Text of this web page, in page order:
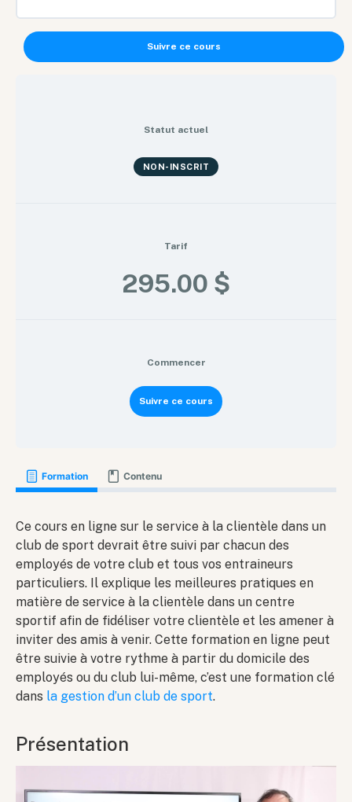
Suivre ce cours
Statut actuel
NON-INSCRIT
Tarif
295.00 $
Commencer
Suivre ce cours
Formation Contenu
Ce cours en ligne sur le service à la clientèle dans un
club de sport devrait être suivi par chacun des
employés de votre club et tous vos entraineurs
particuliers. Il explique les meilleures pratiques en
matière de service à la clientèle dans un centre
sportif afin de fidéliser votre clientèle et les amener à
inviter des amis à venir. Cette formation en ligne peut
être suivie à votre rythme à partir du domicile des
employés ou du club lui-même, c’est une formation clé
dans la gestion d’un club de sport.
Présentation